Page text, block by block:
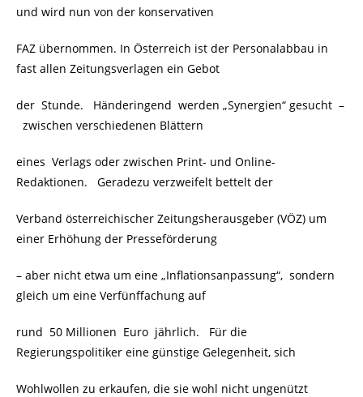
und wird nun von der konservativen
FAZ übernommen. In Österreich ist der Personalabbau in
fast allen Zeitungsverlagen ein Gebot
der Stunde. Händeringend werden „Synergien“ gesucht –
zwischen verschiedenen Blättern
eines Verlags oder zwischen Print- und Online-
Redaktionen. Geradezu verzweifelt bettelt der
Verband österreichischer Zeitungsherausgeber (VÖZ) um
einer Erhöhung der Presseförderung
– aber nicht etwa um eine „Inflationsanpassung“, sondern
gleich um eine Verfünffachung auf
rund 50 Millionen Euro jährlich. Für die
Regierungspolitiker eine günstige Gelegenheit, sich
Wohlwollen zu erkaufen, die sie wohl nicht ungenützt